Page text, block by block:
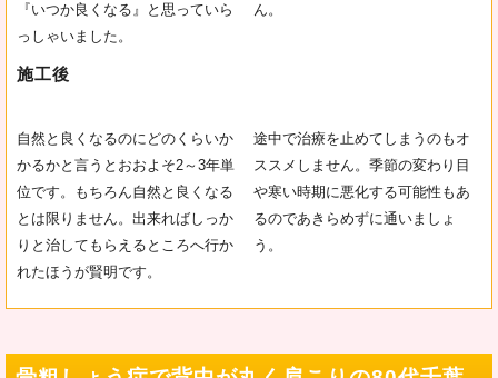
『いつか良くなる』と思っていら
っしゃいました。
ん。
施工後
自然と良くなるのにどのくらいか
かるかと言うとおおよそ2～3年単
位です。もちろん自然と良くなる
とは限りません。出来ればしっか
りと治してもらえるところへ行か
れたほうが賢明です。
途中で治療を止めてしまうのもオ
ススメしません。季節の変わり目
や寒い時期に悪化する可能性もあ
るのであきらめずに通いましょ
う。